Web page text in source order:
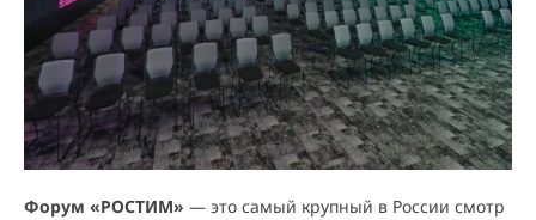
Форум «РОСТИМ» — это самый крупный в России смотр